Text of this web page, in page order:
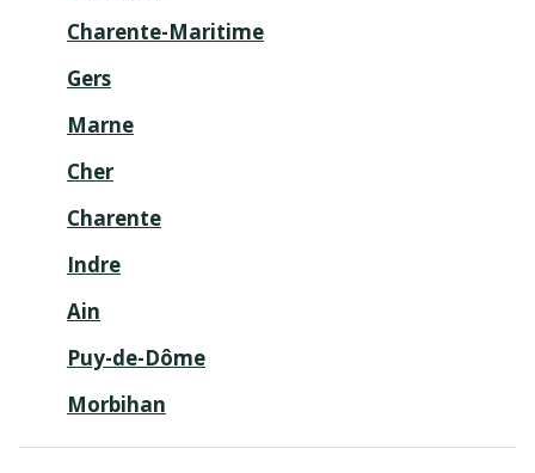
Charente-Maritime
Gers
Marne
Cher
Charente
Indre
Ain
Puy-de-Dôme
Morbihan